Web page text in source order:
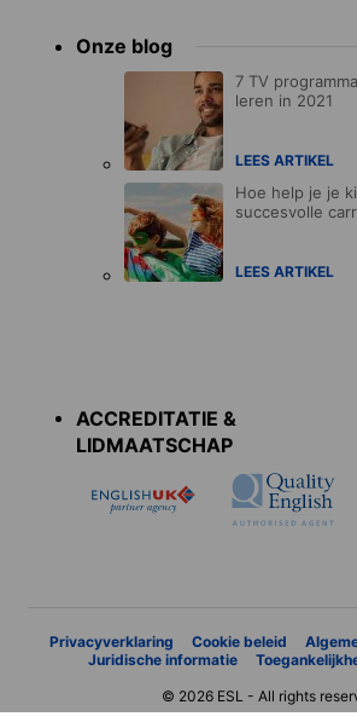
Onze blog
7 TV
leren in 2021
LEES ARTIKEL
Hoe help je je
succesvolle
LEES ARTIKEL
ACCREDITATIE &
LIDMAATSCHAP
Privacyverklaring Cookie beleid
Juridische informatie
© 2026 ESL - All rights